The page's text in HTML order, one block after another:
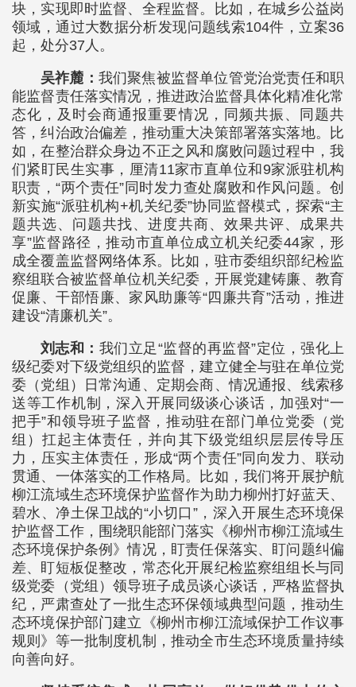
块，实现即时监督、全程监督。比如，在城乡公益岗
领域，通过大数据分析发现问题线索104件，立案36
起，处分37人。
吴祚麓： 我们聚焦被监督单位管党治党责任和职
能监督责任落实情况，推进政治监督具体化精准化常
态化，及时会商通报重要情况，同频共振、同题共
答，纠治政治偏差，推动重大决策部署落实落地。比
如，在整治群众身边不正之风和腐败问题过程中，我
们紧盯民生实事，厘清11家市直单位和9家派驻机构
职责，“两个责任”同时发力查处腐败和作风问题。创
新实施“派驻机构+机关纪委”协同监督模式，探索“主
题共选、问题共找、进度共商、效果共评、成果共
享”监督路径，推动市直单位成立机关纪委44家，形
成全覆盖监督网络体系。比如，驻市委组织部纪检监
察组联合被监督单位机关纪委，开展党建铸廉、教育
促廉、干部悟廉、家风助廉等“四廉共育”活动，推进
建设“清廉机关”。
刘志和： 我们立足“监督的再监督”定位，强化上
级纪委对下级党组织的监督，建立健全与驻在单位党
委（党组）日常沟通、定期会商、情况通报、线索移
送等工作机制，深入开展同级谈心谈话，加强对“一
把手”和领导班子监督，推动驻在部门单位党委（党
组）扛起主体责任，并向其下级党组织层层传导压
力，压实主体责任，形成“两个责任”同向发力、联动
贯通、一体落实的工作格局。比如，我们将开展护航
柳江流域生态环境保护监督作为助力柳州打好蓝天、
碧水、净土保卫战的“小切口”，深入开展生态环境保
护监督工作，围绕职能部门落实《柳州市柳江流域生
态环境保护条例》情况，盯责任保落实、盯问题纠偏
差、盯短板促整改，常态化开展纪检监察组组长与同
级党委（党组）领导班子成员谈心谈话，严格监督执
纪，严肃查处了一批生态环保领域典型问题，推动生
态环境保护部门建立《柳州市柳江流域保护工作议事
规则》等一批制度机制，推动全市生态环境质量持续
向善向好。